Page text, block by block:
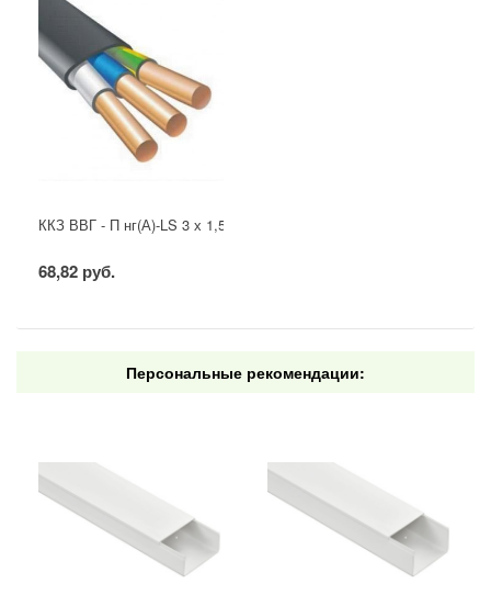
ККЗ ВВГ - П нг(А)-LS 3 х 1,5 ГОСТ
68,82 руб.
Персональные рекомендации: